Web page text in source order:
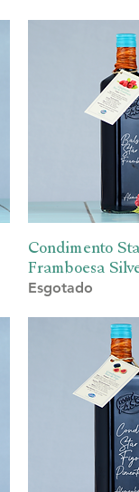
Condimento
Framboesa
Esgotado